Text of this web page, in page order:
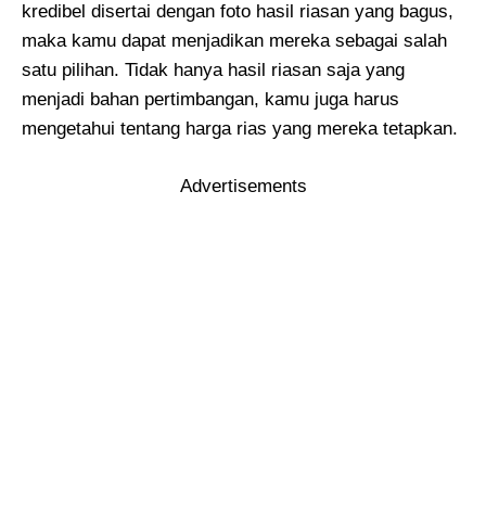
kredibel disertai dengan foto hasil riasan yang bagus,
maka kamu dapat menjadikan mereka sebagai salah
satu pilihan. Tidak hanya hasil riasan saja yang
menjadi bahan pertimbangan, kamu juga harus
mengetahui tentang harga rias yang mereka tetapkan.
Advertisements